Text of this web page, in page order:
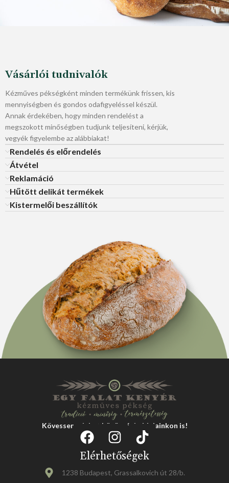
Vásárlói tudnivalók
Kézműves pékségként minden termékünk frissen, kis
mennyiségben és gondos odafigyeléssel készül.
Annak érdekében, hogy minden rendelést a
megszokott minőségben tudjunk teljesíteni, kérjük,
vegyék figyelembe az alábbiakat!
Rendelés és előrendelés
Átvétel
Reklamáció
Hűtött delikát termékek
Kistermelői beszállítók
Kövessen minket közösségi oldalainkon is!
Elérhetőségek
1238 Budapest, Grassalkovich út 28/b.